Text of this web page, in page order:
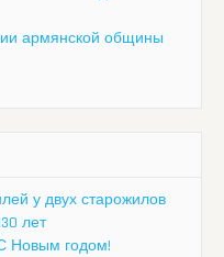
армянской общины
у двух старожилов
лет
Новым годом!